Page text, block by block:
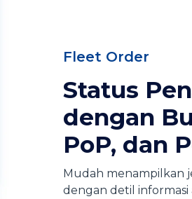
Fleet Order
Status
dengan
PoP, dan
Mudah menampilkan
dengan detil informasi